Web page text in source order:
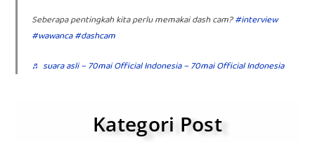
Seberapa pentingkah kita perlu memakai dash cam?#interview
#wawanca#dashcam
♬ suara asli – 70mai Official Indonesia – 70mai Official Indonesia
Kategori Post